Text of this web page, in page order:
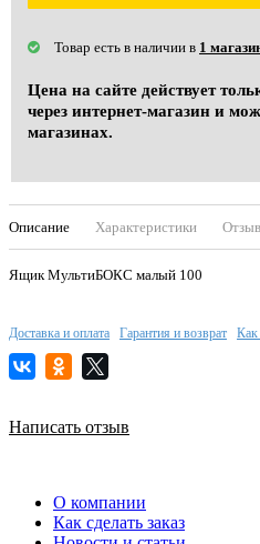
Товар есть в наличии в 1
Цена на сайте действует
через интернет-магазин и
магазинах.
Описание Характеристики
Ящик МультиБОКС малый 100
Доставка и оплата Гарантия и возврат Как
Написать отзыв
О компании
Как сделать заказ